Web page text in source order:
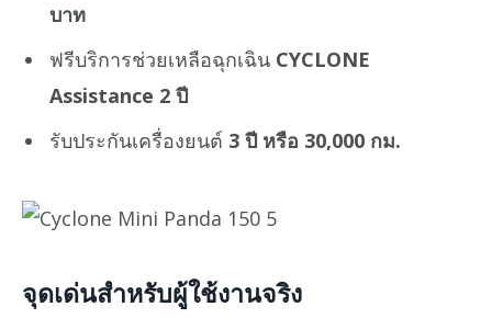
บาท
ฟรีบริการช่วยเหลือฉุกเฉิน CYCLONE
Assistance 2 ปี
รับประกันเครื่องยนต์ 3 ปี หรือ 30,000 กม.
จุดเด่นสำหรับผู้ใช้งานจริง